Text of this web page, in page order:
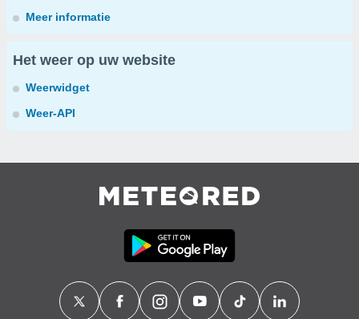
Meer informatie
Het weer op uw website
Weerwidget
Weer-API